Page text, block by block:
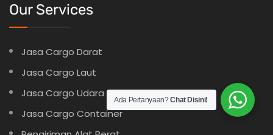
Our Services
Jasa Cargo Darat
Jasa Cargo Laut
Jasa Cargo Udara
Jasa Cargo Container
Ada Pertanyaan?Chat Disini!